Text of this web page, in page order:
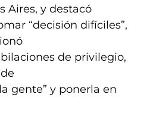
Aires, y destacó
“decisión difíciles”,
de privilegio,
gente” y ponerla en